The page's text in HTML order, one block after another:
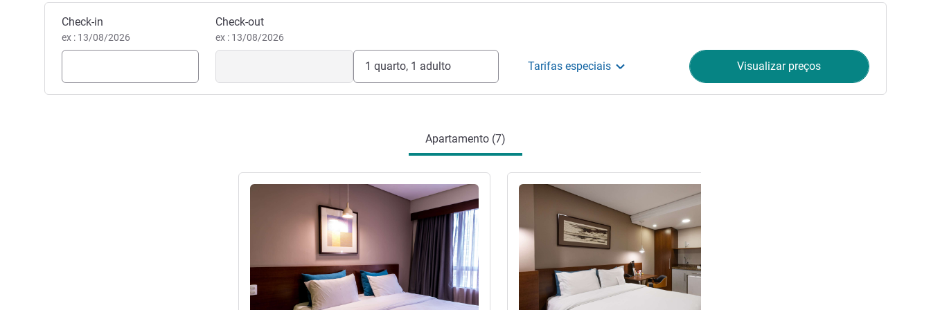
recebe-los.
Ana Carolina Borzani, Gerência do hotel
Reservar este hotel
Check-in
ex : 13/08/2026
Check-out
ex : 13/08/2026
1 quarto, 1 adulto Tarifas especiais Visualizar preços
Apartamento (7)
Ver detalhes Ver detalhes